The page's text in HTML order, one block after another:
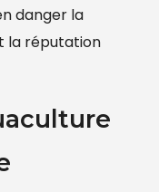
danger la
la réputation